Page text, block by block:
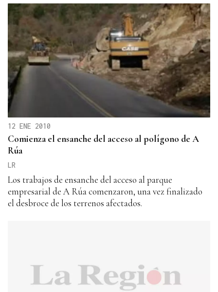
12 ENE 2010
Comienza el ensanche del acceso al polígono de A
Rúa
LR
Los trabajos de ensanche del acceso al parque
empresarial de A Rúa comenzaron, una vez finalizado
el desbroce de los terrenos afectados.